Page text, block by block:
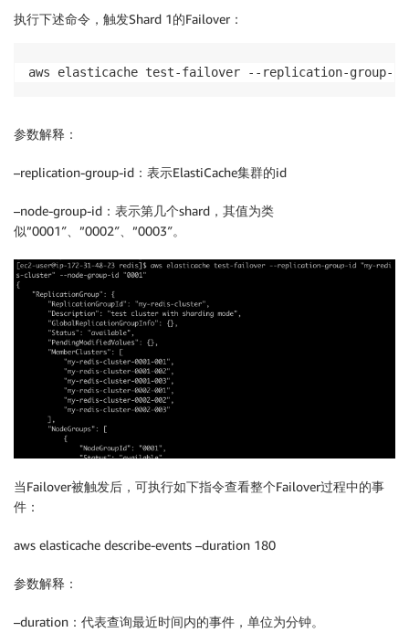
执行下述命令，触发Shard 1的Failover：
aws elasticache test-failover --replication-group-
参数解释：
–replication-group-id：表示ElastiCache集群的id
–node-group-id：表示第几个shard，其值为类
似”0001″、”0002″、”0003″。
当Failover被触发后，可执行如下指令查看整个Failover过程中的事
件：
aws elasticache describe-events –duration 180
参数解释：
–duration：代表查询最近时间内的事件，单位为分钟。